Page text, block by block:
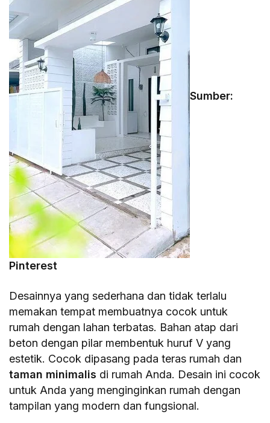
Sumber:
Pinterest
Desainnya yang sederhana dan tidak terlalu
memakan tempat membuatnya cocok untuk
rumah dengan lahan terbatas. Bahan atap dari
beton dengan pilar membentuk huruf V yang
estetik. Cocok dipasang pada teras rumah dan
taman minimalis di rumah Anda. Desain ini cocok
untuk Anda yang menginginkan rumah dengan
tampilan yang modern dan fungsional.